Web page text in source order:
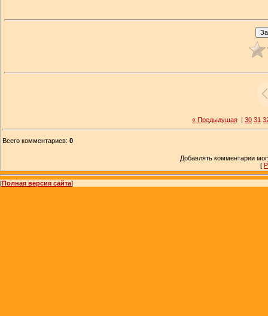
« Предыдущая 30 31
Всего комментариев: 0
Добавлять комментарии
[
[Полная версия сайта]